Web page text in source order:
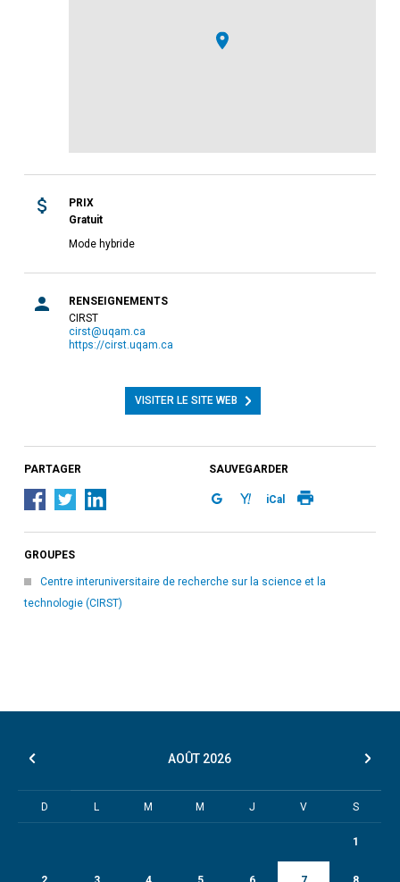
PRIX
Gratuit
Mode hybride
RENSEIGNEMENTS
CIRST
cirst@uqam.ca
https://cirst.uqam.ca
VISITER LE SITE WEB
PARTAGER SAUVEGARDER
iCal
GROUPES
Centre interuniversitaire de recherche sur la science et la
technologie (CIRST)
AOÛT 2026
D L M M J V S
1